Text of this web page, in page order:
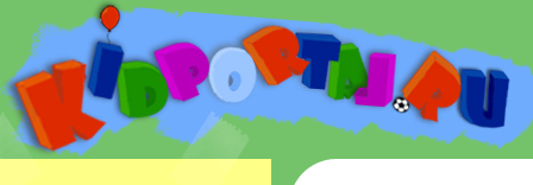
Сайт посвящен детям, их родителям, учителям и